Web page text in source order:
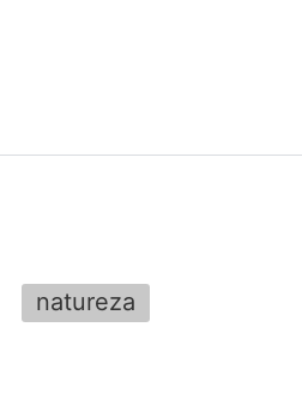
natureza